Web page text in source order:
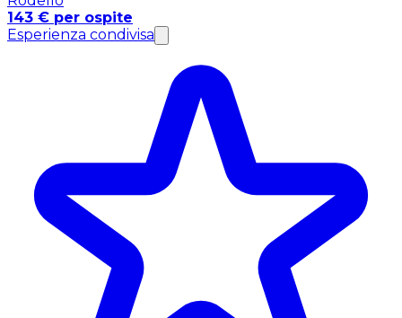
143 € per ospite
Esperienza condivisa